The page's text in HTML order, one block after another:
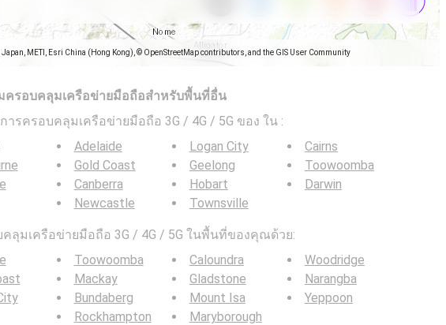
METI, Esri China (Hong Kong), © OpenStreetMap contributors, and the GIS User Community
ครอบคลุมเครือข่ายมือถือสำหรับพื้นที่อื่น
ารครอบคลุมเครือข่ายมือถือ 3G / 4G / 5G ของ ใน :
Adelaide
Gold Coast
Canberra
Newcastle
Logan City
Geelong
Hobart
Townsville
Cairns
Toowoomba
Darwin
ลุมเครือข่ายมือถือ 3G / 4G / 5G ในพื้นที่ของคุณด้วย:
Toowoomba
Mackay
Bundaberg
Rockhampton
Caloundra
Gladstone
Mount Isa
Maryborough
Woodridge
Narangba
Yeppoon